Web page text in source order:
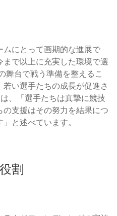
にとって画期的な進展で
で以上に充実した環境で選
舞台で戦う準備を整えるこ
い選手たちの成長が促進さ
、「選手たちは真摯に競技
支援はその努力を結果につ
と述べています。
割